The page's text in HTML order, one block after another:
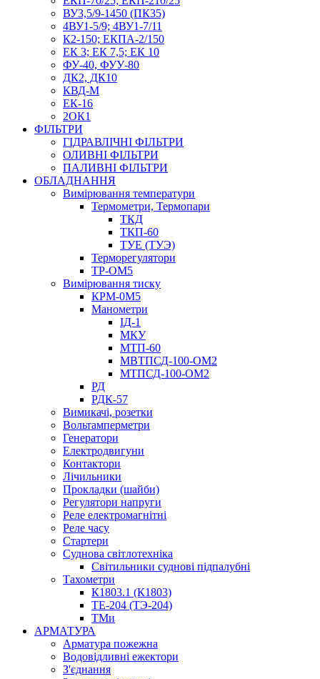
ВУ3,5/9-1450 (ПК35)
4ВУ1-5/9; 4ВУ1-7/11
К2-150; ЕКПА-2/150
ЕК 3; ЕК 7,5; ЕК 10
ФУ-40, ФУУ-80
ДК2, ДК10
КВД-М
ЕК-16
2ОК1
ФІЛЬТРИ
ГІДРАВЛІЧНІ ФІЛЬТРИ
ОЛИВНІ ФІЛЬТРИ
ПАЛИВНІ ФІЛЬТРИ
ОБЛАДНАННЯ
Вимірювання температури
Термометри, Термопари
ТКД
ТКП-60
ТУЕ (ТУЭ)
Терморегулятори
ТР-ОМ5
Вимірювання тиску
КРМ-0М5
Манометри
ІД-1
МКУ
МТП-60
МВТПСД-100-ОМ2
МТПСД-100-ОМ2
РД
РДК-57
Вимикачі, розетки
Вольтамперметри
Генератори
Електродвигуни
Контактори
Лічильники
Прокладки (шайби)
Регулятори напруги
Реле електромагнітні
Реле часу
Стартери
Суднова світлотехніка
Світильники суднові підпалубні
Тахометри
К1803.1 (К1803)
ТЕ-204 (ТЭ-204)
ТМи
АРМАТУРА
Арматура пожежна
Водовідливні ежектори
З'єднання